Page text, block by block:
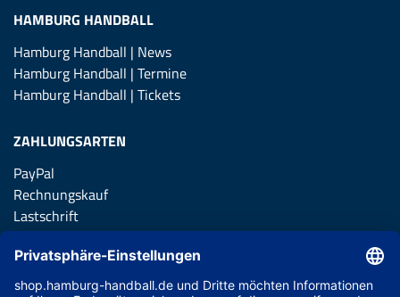
HAMBURG HANDBALL
Hamburg Handball | News
Hamburg Handball | Termine
Hamburg Handball | Tickets
ZAHLUNGSARTEN
PayPal
Rechnungskauf
Lastschrift
Kreditkarte
Apple Pay
Vorkasse